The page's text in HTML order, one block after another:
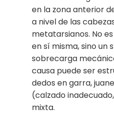
en la zona anterior
a nivel de las
metatarsianos. No
en sí misma, sino un
sobrecarga
causa puede ser
dedos en garra,
(calzado
mixta.